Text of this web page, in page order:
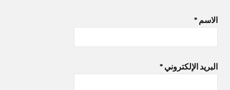
الاسم *
البريد الإلكتروني *